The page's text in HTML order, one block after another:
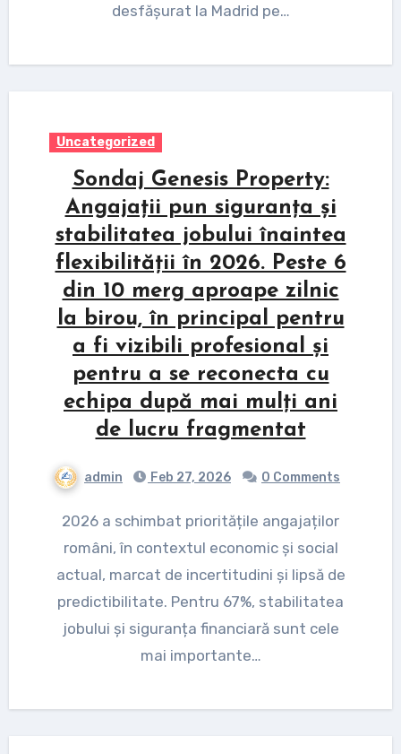
desfășurat la Madrid pe…
Uncategorized
Sondaj Genesis Property:
Angajații pun siguranța și
stabilitatea jobului înaintea
flexibilității în 2026. Peste 6
din 10 merg aproape zilnic
la birou, în principal pentru
a fi vizibili profesional și
pentru a se reconecta cu
echipa după mai mulți ani
de lucru fragmentat
admin Feb 27, 2026 0 Comments
2026 a schimbat prioritățile angajaților
români, în contextul economic și social
actual, marcat de incertitudini și lipsă de
predictibilitate. Pentru 67%, stabilitatea
jobului și siguranța financiară sunt cele
mai importante…